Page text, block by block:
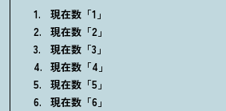
現在数「1」
現在数「2」
現在数「3」
現在数「4」
現在数「5」
現在数「6」